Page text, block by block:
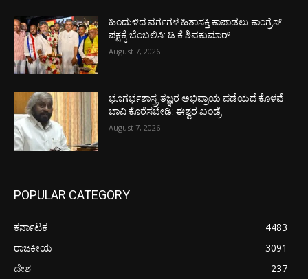
ಹಿಂದುಳಿದ ವರ್ಗಗಳ ಹಿತಾಸಕ್ತಿ ಕಾಪಾಡಲು ಕಾಂಗ್ರೆಸ್
ಪಕ್ಷಕ್ಕೆ ಬೆಂಬಲಿಸಿ: ಡಿ ಕೆ ಶಿವಕುಮಾರ್
August 7, 2026
ಭೂಗರ್ಭಶಾಸ್ತ್ರ ತಜ್ಞರ ಅಭಿಪ್ರಾಯ ಪಡೆಯದೆ ಕೊಳವೆ
ಬಾವಿ ಕೊರೆಸಬೇಡಿ: ಈಶ್ವರ ಖಂಡ್ರೆ
August 7, 2026
POPULAR CATEGORY
ಕರ್ನಾಟಕ
4483
ರಾಜಕೀಯ
3091
ದೇಶ
237